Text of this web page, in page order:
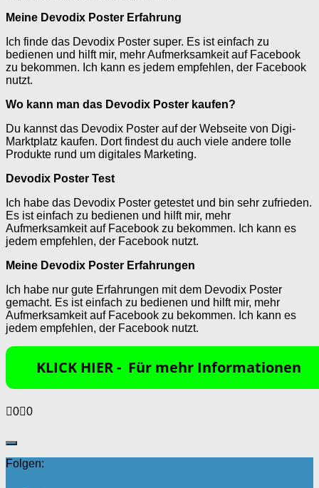
Meine Devodix Poster Erfahrung
Ich finde das Devodix Poster super. Es ist einfach zu
bedienen und hilft mir, mehr Aufmerksamkeit auf Facebook
zu bekommen. Ich kann es jedem empfehlen, der Facebook
nutzt.
Wo kann man das Devodix Poster kaufen?
Du kannst das Devodix Poster auf der Webseite von Digi-
Marktplatz kaufen. Dort findest du auch viele andere tolle
Produkte rund um digitales Marketing.
Devodix Poster Test
Ich habe das Devodix Poster getestet und bin sehr zufrieden.
Es ist einfach zu bedienen und hilft mir, mehr
Aufmerksamkeit auf Facebook zu bekommen. Ich kann es
jedem empfehlen, der Facebook nutzt.
Meine Devodix Poster Erfahrungen
Ich habe nur gute Erfahrungen mit dem Devodix Poster
gemacht. Es ist einfach zu bedienen und hilft mir, mehr
Aufmerksamkeit auf Facebook zu bekommen. Ich kann es
jedem empfehlen, der Facebook nutzt.
Anklicken
nach
unten.
0 Anklicken
oben.
0
Folgen: